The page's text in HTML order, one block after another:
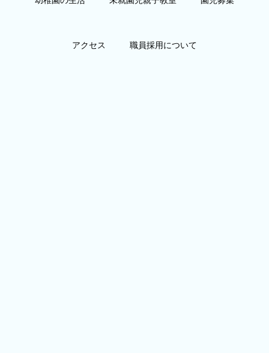
アクセス 職員採用について